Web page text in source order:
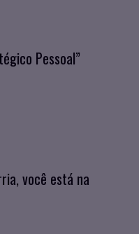
Pessoal”
você está na